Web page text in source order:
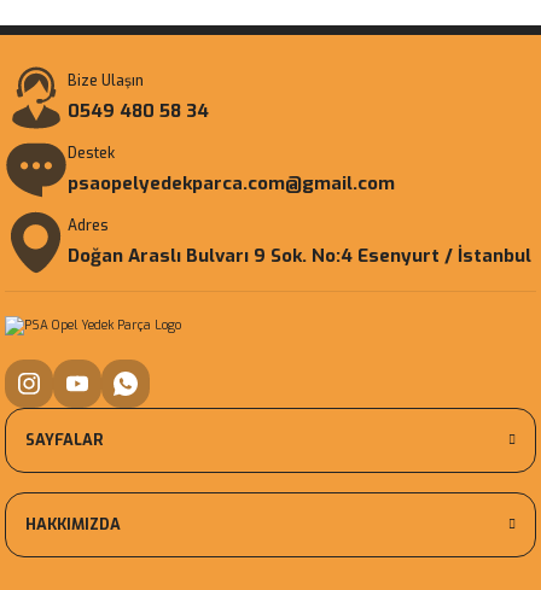
Bize Ulaşın
0549 480 58 34
Destek
psaopelyedekparca.com@gmail.com
Adres
Doğan Araslı Bulvarı 9 Sok. No:4 Esenyurt / İstanbul
SAYFALAR
HAKKIMIZDA